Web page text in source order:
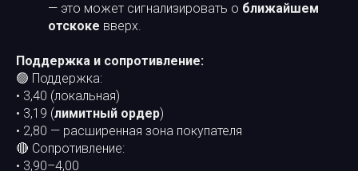
— это может сигнализировать о ближайшем
отскоке вверх.
Поддержка и сопротивление:
🟢 Поддержка:
• 3,40 (локальная)
• 3,19 (лимитный ордер)
• 2,80 — расширенная зона покупателя
🔴 Сопротивление:
• 3,90–4,00